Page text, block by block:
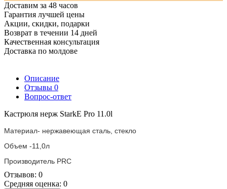
Доставим за 48 часов
Гарантия лучшей цены
Акции, скидки, подарки
Возврат в течении 14 дней
Качественная консультация
Доставка по молдове
Описание
Отзывы 0
Вопрос-ответ
Кастрюля нерж StarkE Pro 11.0l
Материал- нержавеющая сталь, стекло
Объем -11,0л
Производитель PRC
Отзывов: 0
Средняя оценка: 0